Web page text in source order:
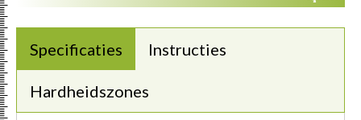
Specificaties Instructies
Hardheidszones